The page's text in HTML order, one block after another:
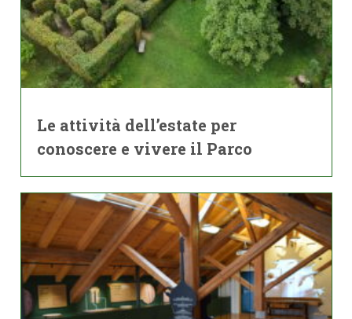
Le attività dell’estate per
conoscere e vivere il Parco